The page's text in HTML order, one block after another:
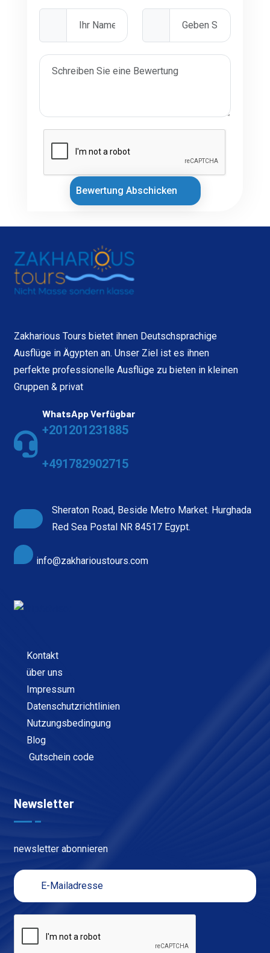
Bewertung Abschicken
Zakharious Tours bietet ihnen Deutschsprachige
Ausflüge in Ägypten an. Unser Ziel ist es ihnen
perfekte professionelle Ausflüge zu bieten in kleinen
Gruppen & privat
WhatsApp Verfügbar
+201201231885
+491782902715
Sheraton Road, Beside Metro Market. Hurghada
Red Sea Postal NR 84517 Egypt.
info@zakharioustours.com
Kontakt
über uns
Impressum
Datenschutzrichtlinien
Nutzungsbedingung
Blog
Gutschein code
Newsletter
newsletter abonnieren